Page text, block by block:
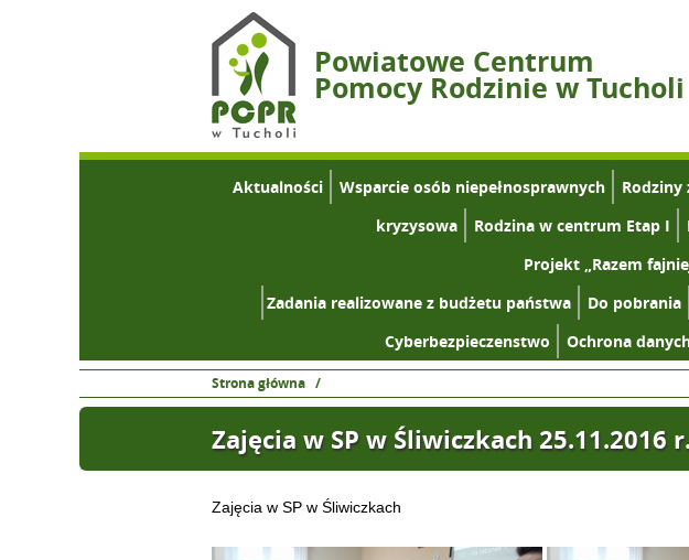
Powiatowe Centrum
Pomocy Rodzinie w Tucholi
Aktualności Wsparcie osób niepełnosprawnych Rodziny
kryzysowa
Rodzina w centrum Etap I
Projekt „Razem
Zadania realizowane z budżetu państwa
Do pobrania
Cyberbezpieczenstwo
Ochrona
Strona główna /
Zajęcia w SP w Śliwiczkach 25.11.2016
Zajęcia w SP w Śliwiczkach